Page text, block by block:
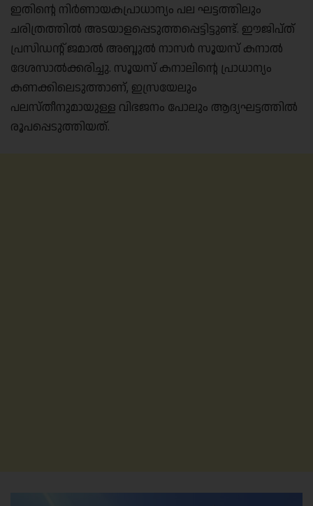
ഇതിന്റെ നിർണായകപ്രാധാന്യം പല ഘട്ടത്തിലും
ചരിത്രത്തിൽ അടയാളപ്പെടുത്തപ്പെട്ടിട്ടുണ്ട്. ഈജിപ്ത്
പ്രസിഡന്റ് ജമാൽ അബ്ദുൽ നാസർ സൂയസ് കനാൽ
ദേശസാൽക്കരിച്ചു. സൂയസ് കനാലിന്റെ പ്രാധാന്യം
കണക്കിലെടുത്താണ്, ഇസ്രയേലും
പലസ്തീനുമായുള്ള വിഭജനം പോലും ആദ്യഘട്ടത്തിൽ
രൂപപ്പെടുത്തിയത്.